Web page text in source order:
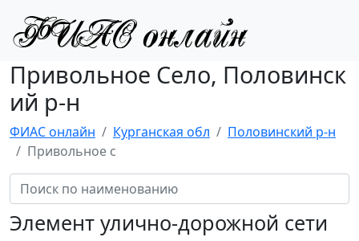
Привольное Село, Половинск
ий р-н
ФИАС онлайн Курганская обл
Половинский р-н
Привольное с
Элемент улично-дорожной сети